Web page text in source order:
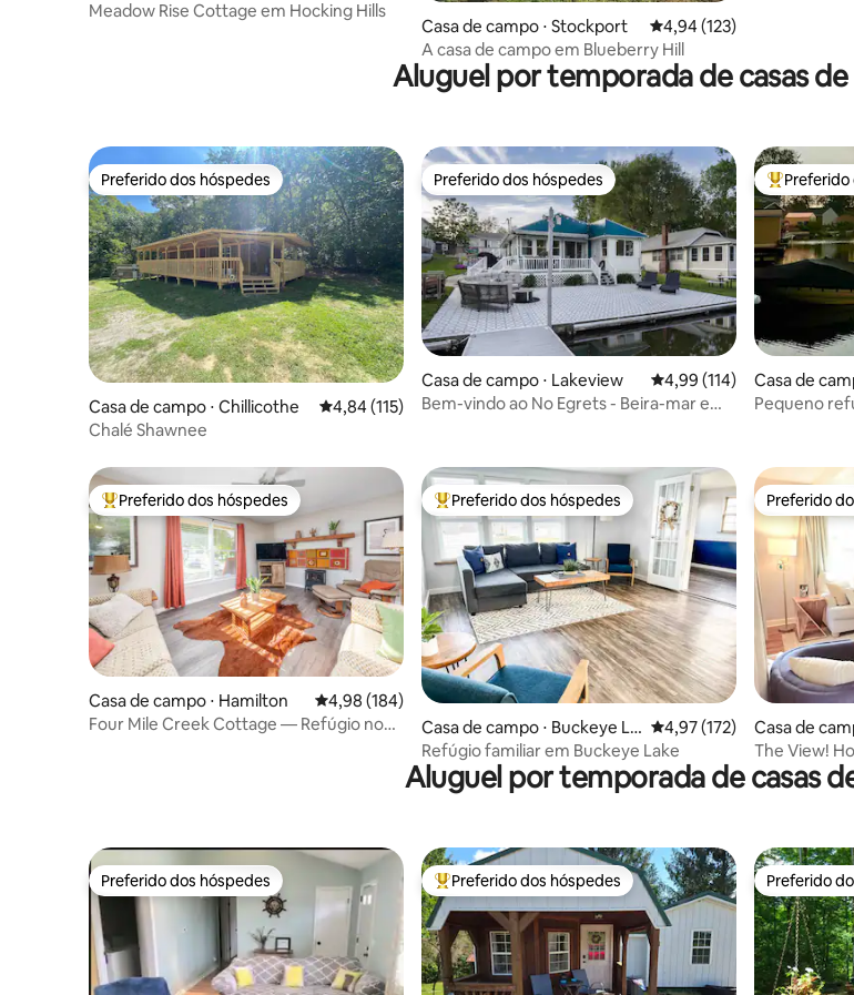
Meadow Rise Cottage em Hocking Hills
Casa de campo ⋅ Stockport 4,94 de uma avaliação
4,94 (123)
A casa de campo em Blueberry Hill
Aluguel por temporada de casas
Preferido dos hóspedes
Preferido dos hóspedes
Casa de campo ⋅ Chillicothe 4,84 de uma avaliação média de 5, 115 avaliações
4,84 (115)
Chalé Shawnee
Preferido dos hóspedes
Preferido dos hóspedes
Casa de campo ⋅ Lakeview 4,99 de uma avaliação
4,99 (114)
Bem-vindo ao No Egrets - Beira-mar em
Entre os
Casa de
Pequeno
Entre os melhores preferidos dos hóspedes
Preferido dos hóspedes
Casa de campo ⋅ Hamilton 4,98 de uma avaliação média de 5, 184 avaliações
4,98 (184)
Four Mile Creek Cottage — Refúgio no
Entre os melhores preferidos dos hóspedes
Preferido dos hóspedes
Casa de campo ⋅ Buckeye La
ke
4,97 de uma avaliação
4,97 (172)
Refúgio familiar em Buckeye Lake
Preferido
Preferido
Casa de
rbor
The View!
Billiards-King
Aluguel por temporada de casas
Preferido dos hóspedes
Preferido dos hóspedes Entre os melhores preferidos dos hóspedes
Preferido dos hóspedes Preferido
Preferido